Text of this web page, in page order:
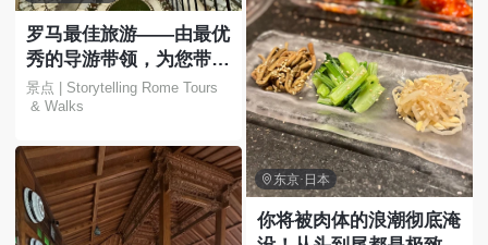
罗马最佳旅游——由最优
秀的导游带领，为您带来
难忘的体验！
景点 | Storytelling Rome Tours
& Walks
 东京·日本
你将被肉体的浪潮彻底淹